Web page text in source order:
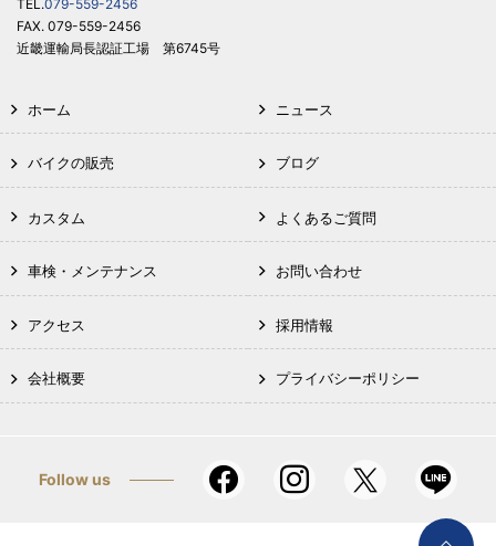
TEL.079-559-2456
FAX. 079-559-2456
近畿運輸局長認証工場 第6745号
ホーム
バイクの販売
カスタム
車検・メンテナンス
アクセス
会社概要
ニュース
ブログ
よくあるご質問
お問い合わせ
採用情報
プライバシーポリシー
Follow us